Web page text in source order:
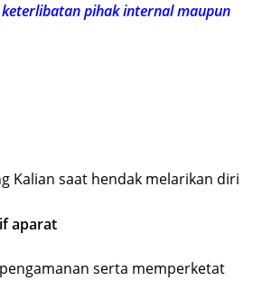
pihak internal maupun
Kalian saat hendak melarikan diri
aparat
serta memperketat